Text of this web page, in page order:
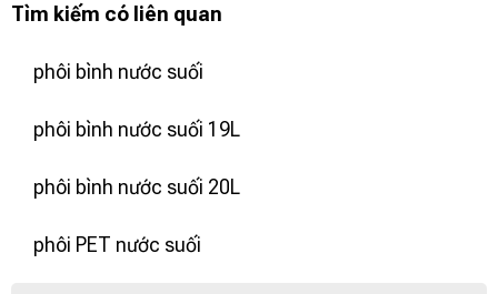
Tìm kiếm có liên quan
phôi bình nước suối
phôi bình nước suối 19L
phôi bình nước suối 20L
phôi PET nước suối